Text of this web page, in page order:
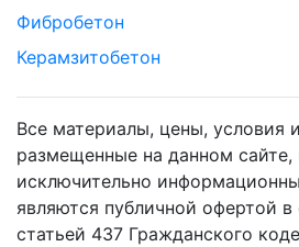
Фибробетон
Керамзитобетон
Все материалы, цены, условия
размещенные на данном сайте,
исключительно
являются публичной офертой в
статьей 437 Гражданского